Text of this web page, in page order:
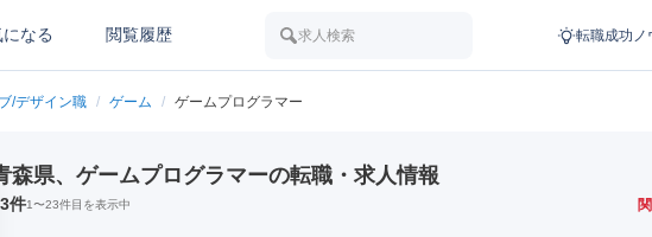
なる 閲覧履歴 求人検索 転職成功ノ
/デザイン職 / ゲーム / ゲームプログラマー
森県、ゲームプログラマーの転職・求人情報
件1〜23件目を表示中